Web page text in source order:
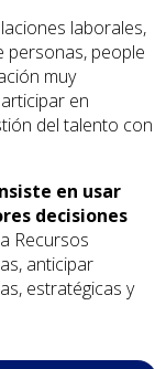
laborales,
personas, people
muy
en
del talento con
en usar
decisiones
Recursos
anticipar
estratégicas y